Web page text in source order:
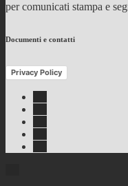
per comunicati stampa e
Documenti e contatti
Privacy Policy